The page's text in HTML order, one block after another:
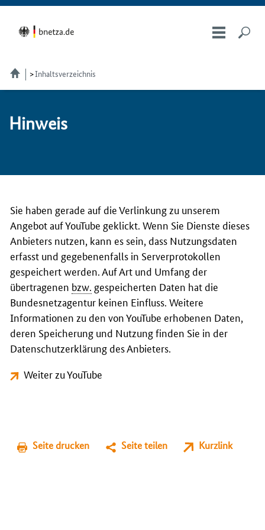
Inhaltsverzeichnis
Hin­weis
Sie haben gerade auf die Verlinkung zu unserem
Angebot auf YouTube geklickt. Wenn Sie Dienste dieses
Anbieters nutzen, kann es sein, dass Nutzungsdaten
erfasst und gegebenenfalls in Serverprotokollen
gespeichert werden. Auf Art und Umfang der
übertragenen bzw. gespeicherten Daten hat die
Bundesnetzagentur keinen Einfluss. Weitere
Informationen zu den von YouTube erhobenen Daten,
deren Speicherung und Nutzung finden Sie in der
Datenschutzerklärung des Anbieters.
Weiter zu YouTube
Seite drucken Seite teilen Kurzlink